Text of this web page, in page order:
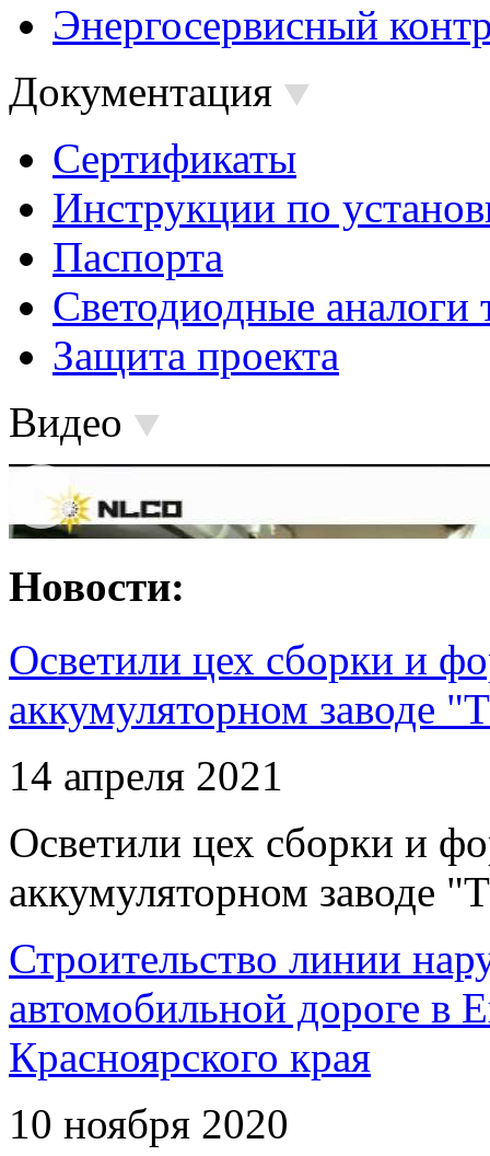
Энергосервисный
Документация
Сертификаты
Инструкции по
Паспорта
Светодиодные аналоги
Защита проекта
Видео
Новости:
Осветили цех сборки и
аккумуляторном заводе
14 апреля 2021
Осветили цех сборки и
аккумуляторном заводе
Строительство линии
автомобильной дороге в
Красноярского края
10 ноября 2020